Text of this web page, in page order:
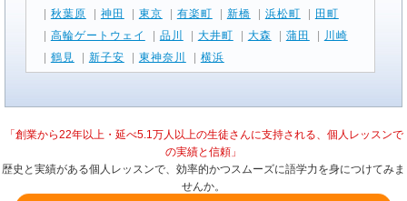
秋葉原 神田 東京 有楽町 新橋 浜松町
田町
高輪ゲートウェイ 品川 大井町 大森 蒲田
川崎
鶴見 新子安 東神奈川 横浜
「創業から22年以上・延べ5.1万人以上の生徒さんに支持される、個人レッスンで
の実績と信頼」
歴史と実績がある個人レッスンで、効率的かつスムーズに語学力を身につけてみま
せんか。